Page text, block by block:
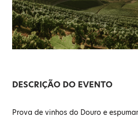
DESCRIÇÃO DO EVENTO
Prova de vinhos do Douro e